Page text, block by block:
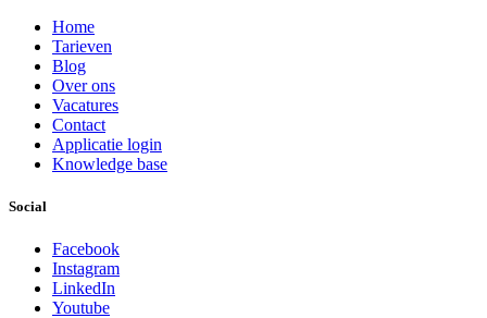
Home
Tarieven
Blog
Over ons
Vacatures
Contact
Applicatie login
Knowledge base
Social
Facebook
Instagram
LinkedIn
Youtube